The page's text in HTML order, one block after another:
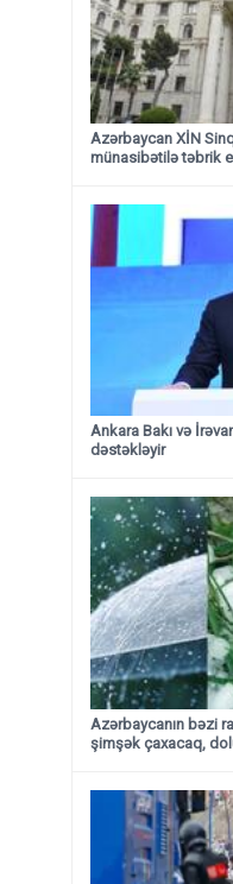
Azərbaycan XİN
münasibətilə təbrik
Ankara Bakı və
dəstəkləyir
Azərbaycanın bəzi
şimşək çaxacaq,